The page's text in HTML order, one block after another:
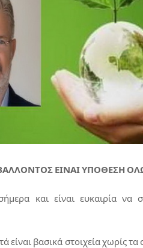
ΕΙΝΑΙ ΥΠΟΘΕΣΗ
και είναι ευκαιρία να
είναι βασικά στοιχεία χωρίς